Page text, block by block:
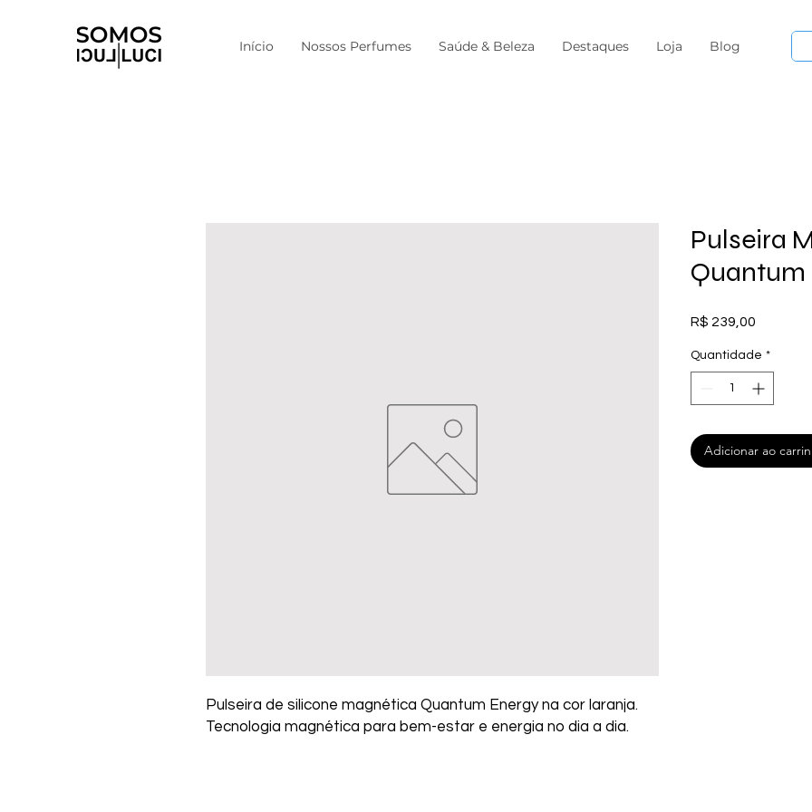
Início Nossos Perfumes Saúde & Beleza Destaques Loja Blog
Pulseira de silicone magnética Quantum Energy na cor laranja.
Tecnologia magnética para bem-estar e energia no dia a dia.
Pulseira
Quantum
R$ 239,00
Quantidade *
Adicionar ao